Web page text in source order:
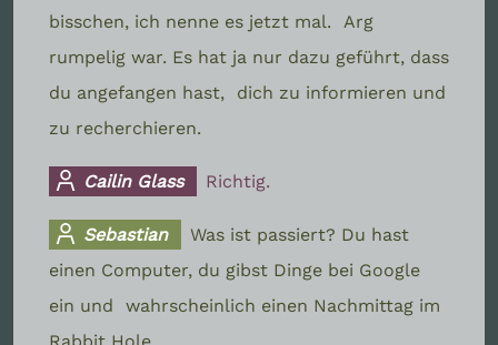
bisschen, ich nenne es jetzt mal.
Arg
rumpelig war. Es hat ja nur dazu geführt, dass
du angefangen hast,
dich zu informieren und
zu recherchieren.
Cailin Glass Richtig.
Sebastian
Was ist passiert? Du hast
einen Computer, du gibst Dinge bei Google
ein und
wahrscheinlich einen Nachmittag im